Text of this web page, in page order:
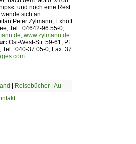
 und noch eine Rest
sich an:
Peter Zylmann, Exhöft
Tel.: 04642-96 55-0,
www.zylmann.de
Ost-West-Str. 59-61, Pf.
040-37 05-0, Fax: 37
| Reisebücher| Au-